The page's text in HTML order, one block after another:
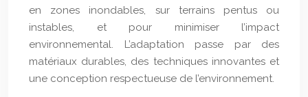
en zones inondables, sur terrains pentus ou
instables, et pour minimiser l’impact
environnemental. L’adaptation passe par des
matériaux durables, des techniques innovantes et
une conception respectueuse de l’environnement.